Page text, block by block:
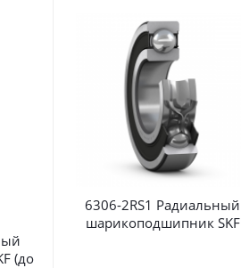
(до
6306-2RS1 Радиальный
шарикоподшипник SKF